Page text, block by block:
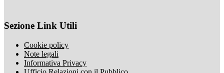
Sezione Link Utili
Cookie policy
Note legali
Informativa Privacy